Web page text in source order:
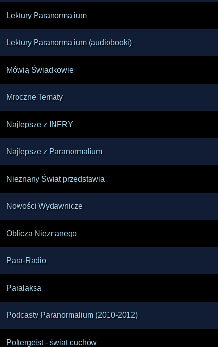
Lektury Paranormalium
Lektury Paranormalium (audiobooki)
Mówią Świadkowie
Mroczne Tematy
Najlepsze z INFRY
Najlepsze z Paranormalium
Nieznany Świat przedstawia
Nowości Wydawnicze
Oblicza Nieznanego
Para-Radio
Paralaksa
Podcasty Paranormalium (2010-2012)
Poltergeist - świat duchów